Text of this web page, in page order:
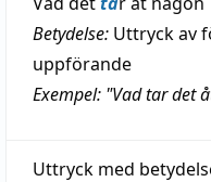
Betydelse: Uttryck av
uppförande
Exempel: "Vad tar det
Uttryck med